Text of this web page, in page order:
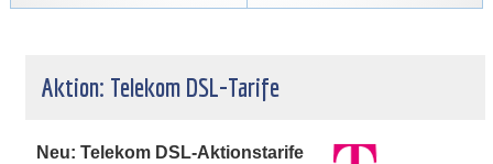
Aktion: Telekom DSL-Tarife
Neu: Telekom DSL-Aktionstarife